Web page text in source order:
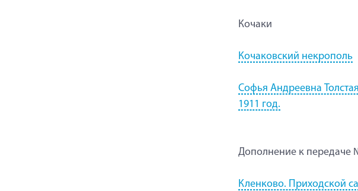
Кочаки
Кочаковский некрополь
Софья Андреевна
1911 год.
Дополнение к передаче
Кленково. Приходской